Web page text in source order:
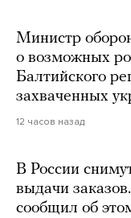
Министр
о возможных
Балтийского
захваченных
12 часов назад
В России
выдачи
сообщил об